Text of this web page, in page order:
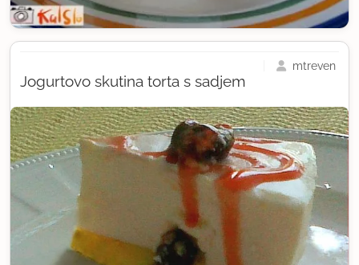
Jogurtovo skutina torta s sadjem
mtreven